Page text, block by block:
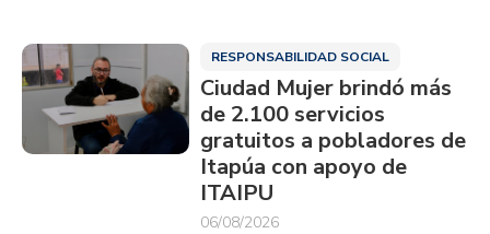
RESPONSABILIDAD SOCIAL
Ciudad Mujer brindó más
de 2.100 servicios
gratuitos a pobladores de
Itapúa con apoyo de
ITAIPU
06/08/2026